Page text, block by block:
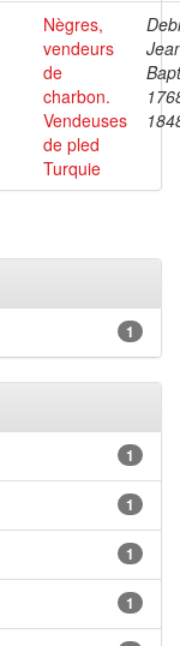
Nègres,
vendeurs
de
charbon.
Vendeuses
de pled
Turquie
1
1
1
1
1